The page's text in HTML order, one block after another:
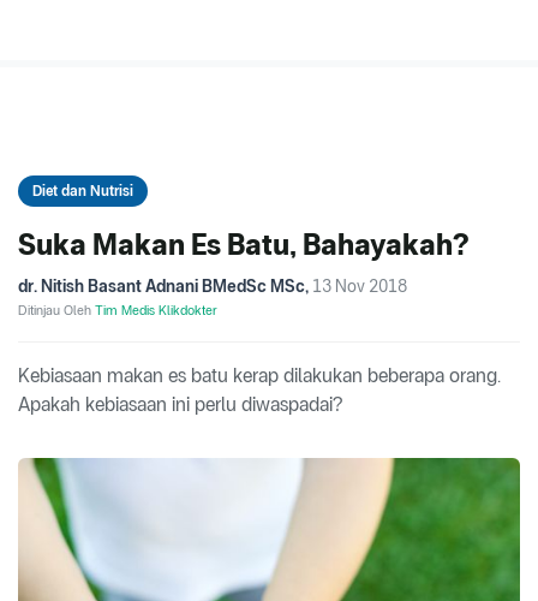
Diet dan Nutrisi
Suka Makan Es Batu, Bahayakah?
dr. Nitish Basant Adnani BMedSc MSc, 13 Nov 2018
Ditinjau Oleh Tim Medis Klikdokter
Kebiasaan makan es batu kerap dilakukan beberapa orang.
Apakah kebiasaan ini perlu diwaspadai?